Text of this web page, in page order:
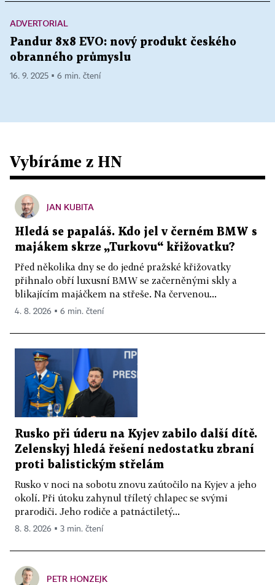
ADVERTORIAL
Pandur 8x8 EVO: nový produkt českého
obranného průmyslu
16. 9. 2025 ▪ 6 min. čtení
Vybíráme z HN
JAN KUBITA
Hledá se papaláš. Kdo jel v černém BMW s
majákem skrze „Turkovu“ křižovatku?
Před několika dny se do jedné pražské křižovatky
přihnalo obří luxusní BMW se začerněnými skly a
blikajícím majáčkem na střeše. Na červenou...
4. 8. 2026 ▪ 6 min. čtení
Rusko při úderu na Kyjev zabilo další dítě.
Zelenskyj hledá řešení nedostatku zbraní
proti balistickým střelám
Rusko v noci na sobotu znovu zaútočilo na Kyjev a jeho
okolí. Při útoku zahynul tříletý chlapec se svými
prarodiči. Jeho rodiče a patnáctiletý...
8. 8. 2026 ▪ 3 min. čtení
PETR HONZEJK